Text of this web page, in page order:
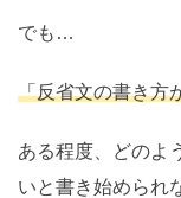
でも…
「反省文の書き方
ある程度、どのよ
いと書き始められ